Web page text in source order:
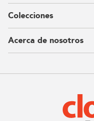
Armarios de pared
Guardarropas
Armarios para niños
Nuestra historia
Our Process
Carta del CEO
Sostenibilidad
Colecciones
Ubicaciones
Contacto
Acerca de nosotros